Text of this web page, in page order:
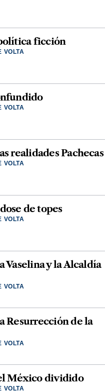
ficción
VOLTA
VOLTA
realidades Pachecas
VOLTA
de topes
VOLTA
Vaselina y la Alcaldía
VOLTA
Resurrección de la
VOLTA
México dividido
VOLTA